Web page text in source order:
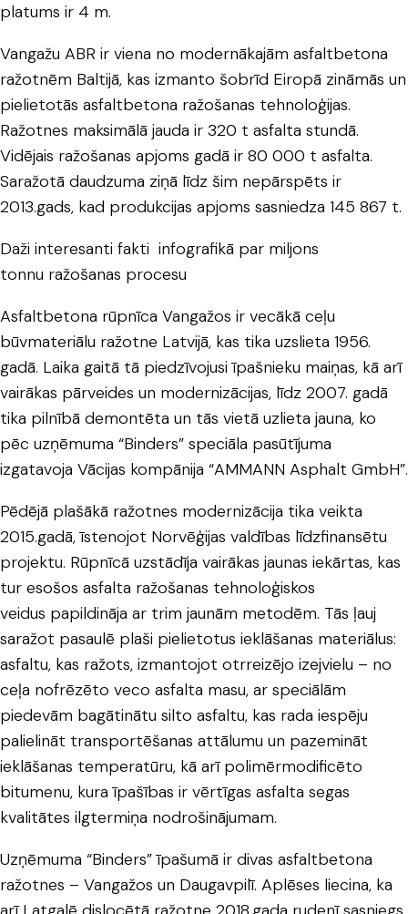
platums ir 4 m.
Vangažu ABR ir viena no modernākajām asfaltbetona
ražotnēm Baltijā, kas izmanto šobrīd Eiropā zināmās un
pielietotās asfaltbetona ražošanas tehnoloģijas.
Ražotnes maksimālā jauda ir 320 t asfalta stundā.
Vidējais ražošanas apjoms gadā ir 80 000 t asfalta.
Saražotā daudzuma ziņā līdz šim nepārspēts ir
2013.gads, kad produkcijas apjoms sasniedza 145 867 t.
Daži interesanti fakti infografikā par miljons
tonnu ražošanas procesu
Asfaltbetona rūpnīca Vangažos ir vecākā ceļu
būvmateriālu ražotne Latvijā, kas tika uzslieta 1956.
gadā. Laika gaitā tā piedzīvojusi īpašnieku maiņas, kā arī
vairākas pārveides un modernizācijas, līdz 2007. gadā
tika pilnībā demontēta un tās vietā uzlieta jauna, ko
pēc uzņēmuma “Binders” speciāla pasūtījuma
izgatavoja Vācijas kompānija “AMMANN Asphalt GmbH”.
Pēdējā plašākā ražotnes modernizācija tika veikta
2015.gadā, īstenojot Norvēģijas valdības līdzfinansētu
projektu. Rūpnīcā uzstādīja vairākas jaunas iekārtas, kas
tur esošos asfalta ražošanas tehnoloģiskos
veidus papildināja ar trim jaunām metodēm. Tās ļauj
saražot pasaulē plaši pielietotus ieklāšanas materiālus:
asfaltu, kas ražots, izmantojot otrreizējo izejvielu – no
ceļa nofrēzēto veco asfalta masu, ar speciālām
piedevām bagātinātu silto asfaltu, kas rada iespēju
palielināt transportēšanas attālumu un pazemināt
ieklāšanas temperatūru, kā arī polimērmodificēto
bitumenu, kura īpašības ir vērtīgas asfalta segas
kvalitātes ilgtermiņa nodrošinājumam.
Uzņēmuma “Binders” īpašumā ir divas asfaltbetona
ražotnes – Vangažos un Daugavpilī. Aplēses liecina, ka